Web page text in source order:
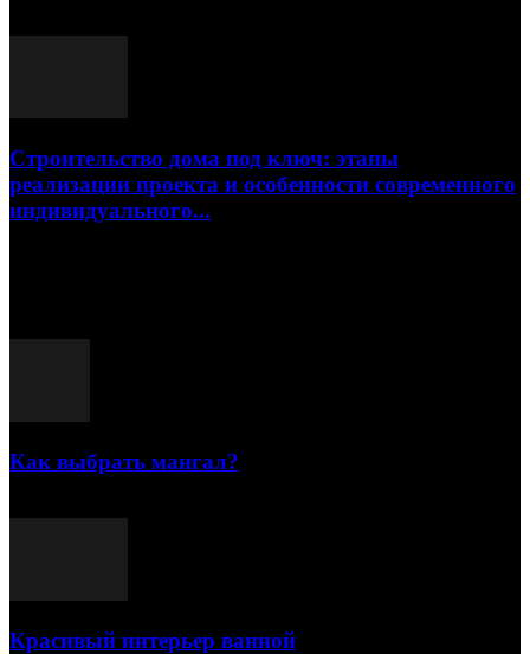
Строительство дома под ключ: этапы
реализации проекта и особенности современного
индивидуального...
Как выбрать мангал?
Красивый интерьер ванной